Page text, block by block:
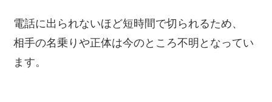
電話に出られないほど短時間で切られるため、
相手の名乗りや正体は今のところ不明となってい
ます。